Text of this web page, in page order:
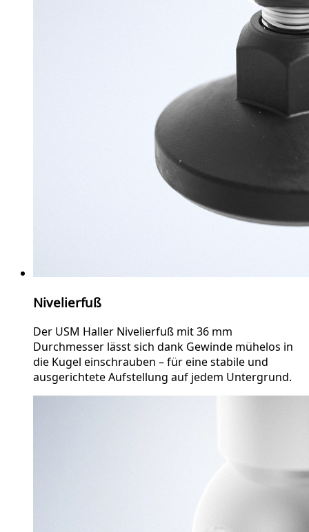
Nivelierfuß
Der USM Haller Nivelierfuß mit 36 mm
Durchmesser lässt sich dank Gewinde mühelos in
die Kugel einschrauben – für eine stabile und
ausgerichtete Aufstellung auf jedem Untergrund.